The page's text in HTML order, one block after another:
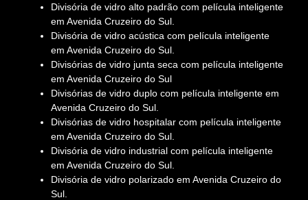
Divisória de vidro alto padrão com película inteligente
em Avenida Cruzeiro do Sul.
Divisória de vidro acústica com película inteligente
em Avenida Cruzeiro do Sul.
Divisórias de vidro junta seca com película inteligente
em Avenida Cruzeiro do Sul
Divisórias de vidro duplo com película inteligente em
Avenida Cruzeiro do Sul.
Divisórias de vidro hospitalar com película inteligente
em Avenida Cruzeiro do Sul.
Divisória de vidro industrial com película inteligente
em Avenida Cruzeiro do Sul.
Divisória de vidro polarizado em Avenida Cruzeiro do
Sul.